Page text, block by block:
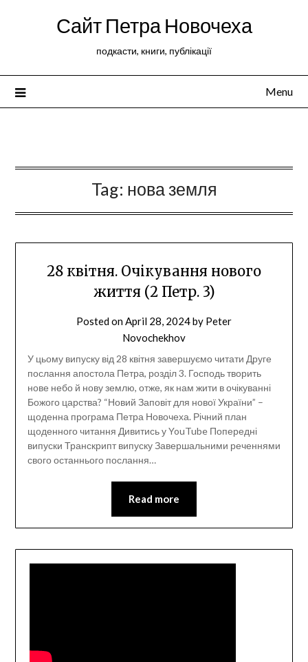
Сайт Петра Новочеха
подкасти, книги, публікації
Menu
Tag: нова земля
28 квітня. Очікування нового
життя (2 Петр. 3)
Posted onApril 28, 2024by Peter
Novochekhov
У цьому випуску від 28 квітня завершуємо читати Друге
послання апостола Петра, розділ 3. Господь творить
нове небо й нову землю, отже, як нам жити в очікуванні
Божого царства? “Новий Заповіт для нової України” –
щоденна програма Петра Новочеха. Річний план
щоденного читання Дивитись у YouTube Попередні
випуски Транскрипт випуску Завершальними реченнями
свого останнього послання…
Read more